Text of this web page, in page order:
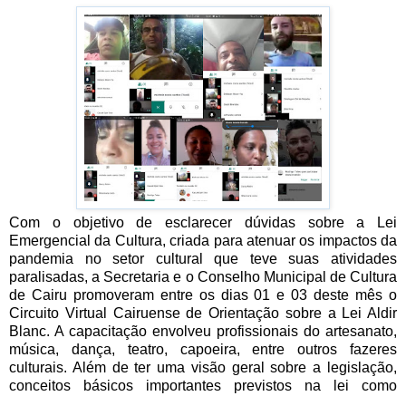
Com o objetivo de esclarecer dúvidas sobre a Lei
Emergencial da Cultura, criada para atenuar os impactos da
pandemia no setor cultural que teve suas atividades
paralisadas, a Secretaria e o Conselho Municipal de Cultura
de Cairu promoveram entre os dias 01 e 03 deste mês o
Circuito Virtual Cairuense de Orientação sobre a Lei Aldir
Blanc. A capacitação envolveu profissionais do artesanato,
música, dança, teatro, capoeira, entre outros fazeres
culturais. Além de ter uma visão geral sobre a legislação,
conceitos básicos importantes previstos na lei como